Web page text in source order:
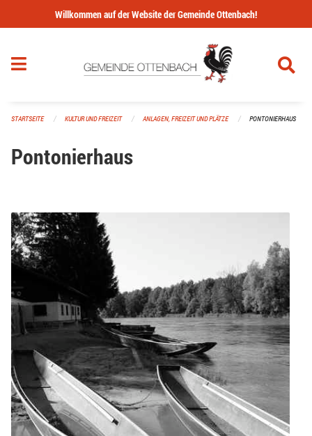
Navigation überspringen
Willkommen auf der Website der Gemeinde Ottenbach!
STARTSEITE KULTUR UND FREIZEIT ANLAGEN, FREIZEIT UND PLÄTZE PONTONIERHAUS
Pontonierhaus